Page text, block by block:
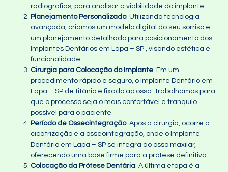
radiografias, para analisar a viabilidade do implante.
Planejamento Personalizado: Utilizando tecnologia
avançada, criamos um modelo digital do seu sorriso e
um planejamento detalhado para posicionamento dos
Implantes Dentários em Lapa – SP , visando estética e
funcionalidade.
Cirurgia para Colocação do Implante: Em um
procedimento rápido e seguro, o Implante Dentário em
Lapa – SP de titânio é fixado ao osso. Trabalhamos para
que o processo seja o mais confortável e tranquilo
possível para o paciente.
Período de Osseointegração: Após a cirurgia, ocorre a
cicatrização e a osseointegração, onde o Implante
Dentário em Lapa – SP se integra ao osso maxilar,
oferecendo uma base firme para a prótese definitiva.
Colocação da Prótese Dentária: A última etapa é a